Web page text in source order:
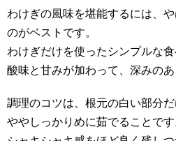
わけぎの風味を堪能するには、
のがベストです。
わけぎだけを使ったシンプルな
酸味と甘みが加わって、深みのあ
調理のコツは、根元の白い部分だ
ややしっかりめに茹でることです